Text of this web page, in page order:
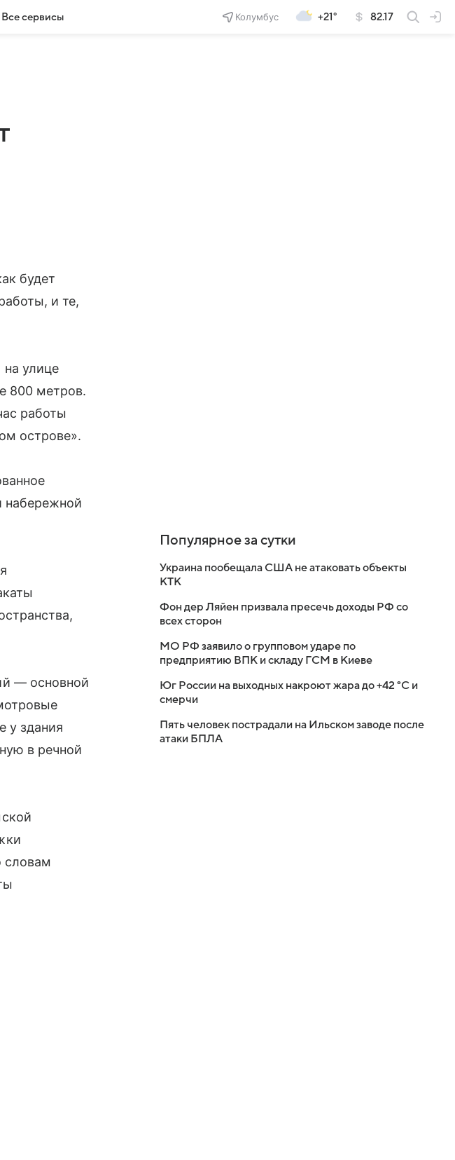
Все сервисы Колумбус +21° 82.17
будет
и те,
улице
800 метров.
работы
острове».
набережной
— основной
у здания
в речной
словам
Популярное за сутки
Украина пообещала США не атаковать объекты
КТК
Фон дер Ляйен призвала пресечь доходы РФ со
всех сторон
МО РФ заявило о групповом ударе по
предприятию ВПК и складу ГСМ в Киеве
Юг России на выходных накроют жара до +42 °C и
смерчи
Пять человек пострадали на Ильском заводе после
атаки БПЛА